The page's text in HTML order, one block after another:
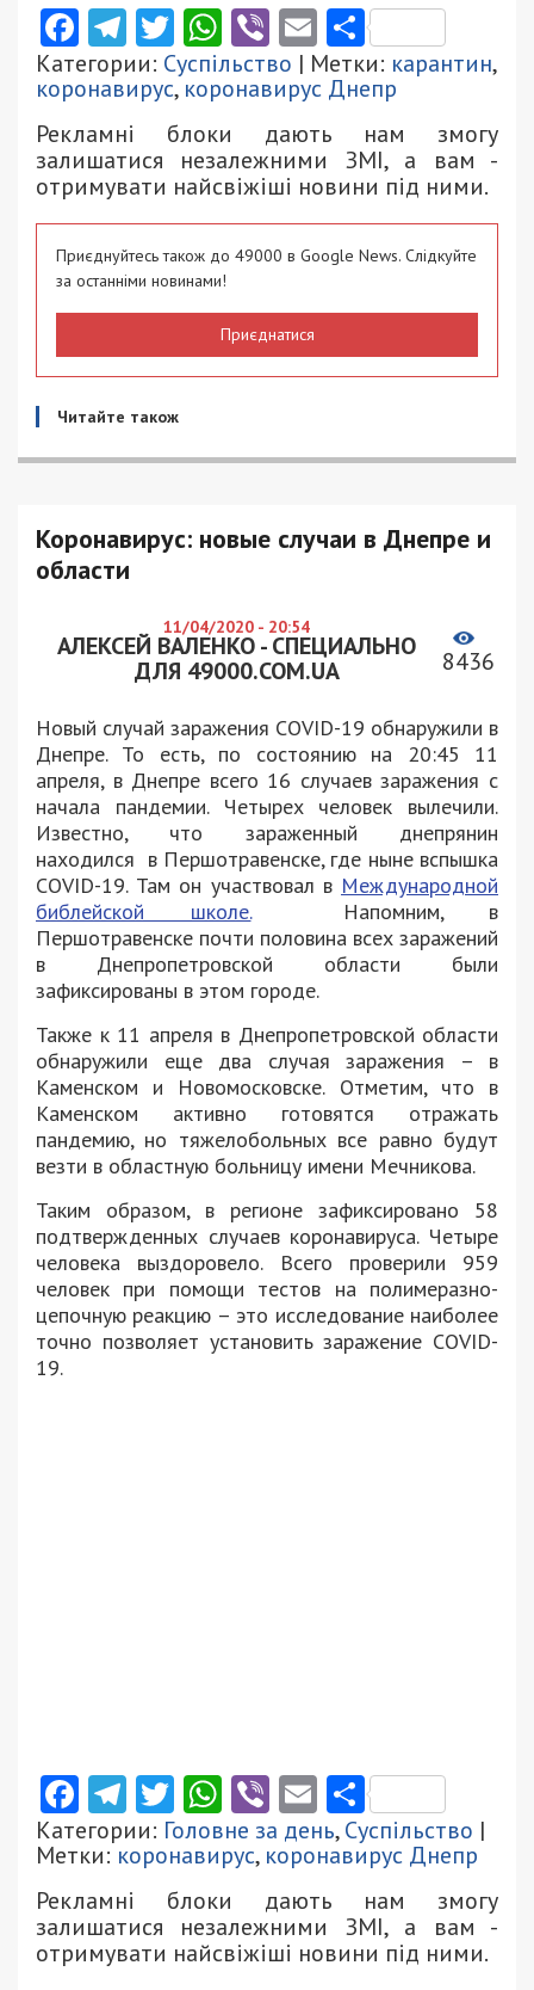
Facebook
Telegram
Twitter
WhatsApp
ViberEmail
Категории: Суспільство | Метки: карантин,
коронавирус, коронавирус Днепр
Рекламні блоки дають нам змогу
залишатися незалежними ЗМІ, а вам -
отримувати найсвіжіші новини під ними.
Приєднуйтесь також до 49000 в Google News. Слідкуйте
за останніми новинами!
Приєднатися
Читайте також
Коронавирус: новые случаи в Днепре и
области
11/04/2020 - 20:54
АЛЕКСЕЙ ВАЛЕНКО - СПЕЦИАЛЬНО
ДЛЯ 49000.COM.UA
8436
Новый случай заражения COVID-19 обнаружили в
Днепре. То есть, по состоянию на 20:45 11
апреля, в Днепре всего 16 случаев заражения с
начала пандемии. Четырех человек вылечили.
Известно, что зараженный днепрянин
находился в Першотравенске, где ныне вспышка
COVID-19. Там он участвовал в Международной
библейской школе.Напомним, в
Першотравенске почти половина всех заражений
в Днепропетровской области были
зафиксированы в этом городе.
Также к 11 апреля в Днепропетровской области
обнаружили еще два случая заражения – в
Каменском и Новомосковске. Отметим, что в
Каменском активно готовятся отражать
пандемию, но тяжелобольных все равно будут
везти в областную больницу имени Мечникова.
Таким образом, в регионе зафиксировано 58
подтвержденных случаев коронавируса. Четыре
человека выздоровело. Всего проверили 959
человек при помощи тестов на полимеразно-
цепочную реакцию – это исследование наиболее
точно позволяет установить заражение COVID-
19.
Facebook
Telegram
Twitter
WhatsApp
ViberEmail
Категории: Головне за день,Суспільство |
Метки: коронавирус, коронавирус Днепр
Рекламні блоки дають нам змогу
залишатися незалежними ЗМІ, а вам -
отримувати найсвіжіші новини під ними.